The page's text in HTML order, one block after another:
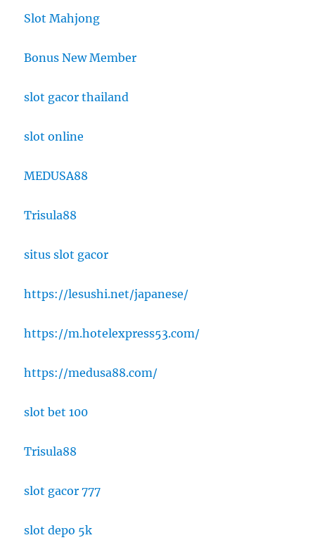
Slot Mahjong
Bonus New Member
slot gacor thailand
slot online
MEDUSA88
Trisula88
situs slot gacor
https://lesushi.net/japanese/
https://m.hotelexpress53.com/
https://medusa88.com/
slot bet 100
Trisula88
slot gacor 777
slot depo 5k